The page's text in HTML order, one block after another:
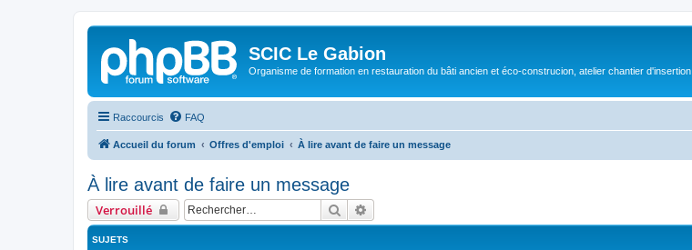
SCIC Le Gabion
Organisme de formation en restauration du bâti ancien et éco-construcion, atelier chantier d'insertion
Raccourcis FAQ
Accueil du forum Offres d'emploi À lire avant de faire un message
À lire avant de faire un message
Verrouillé Rechercher
SUJETS